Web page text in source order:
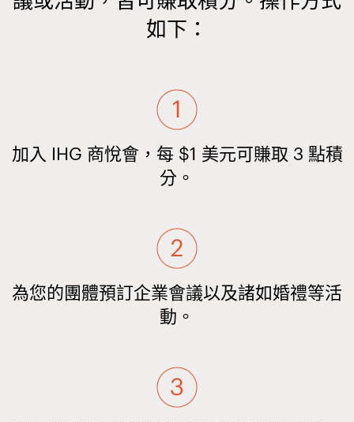
如下：
加入 IHG 商悅會，每 $1 美元可賺取 3 點積
分。
為您的團體預訂企業會議以及諸如婚禮等活
動。